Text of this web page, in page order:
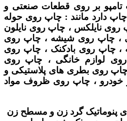
تامپو بر روی قطعات صنعتی و
چاپ دارد مانند : چاپ روی حوله
روی نایلکس ، چاپ روی نایلون
، چاپ روی شیشه ، چاپ روی
، چاپ روی بادکنک ، چاپ روی
لوازم خانگی ، چاپ روی
روی بطری های پلاستیکی و
خودرو ، چاپ روی ظروف مواد
پنوماتیک گرد زن و مسطح زن